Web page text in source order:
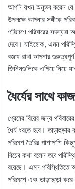
আপনি যখন অনুভব করেন যে
উপলক্ষে আপনার সঙ্গীকে
পরিবেশে পরিবারের
দেবে। যাইহোক, এমন
বজায় রাখা আপনার
জিনিসগুলিকে এগিয়ে নিয়ে
ধৈর্যের সাথে
প্রেমের বিয়ের জন্য
ধৈর্য ধরতে হবে। তাড়াহুড়ার
পরিবেশ তৈরির পাশাপাশি
বিয়ের কথা বলেন তবে
রয়েছে। এমন পরিস্থিতিতে
পরিবেশে এবং তাড়াহুড়ো